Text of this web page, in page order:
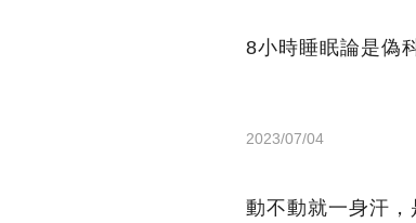
8小時睡眠論是偽
2023/07/04
動不動就一身汗